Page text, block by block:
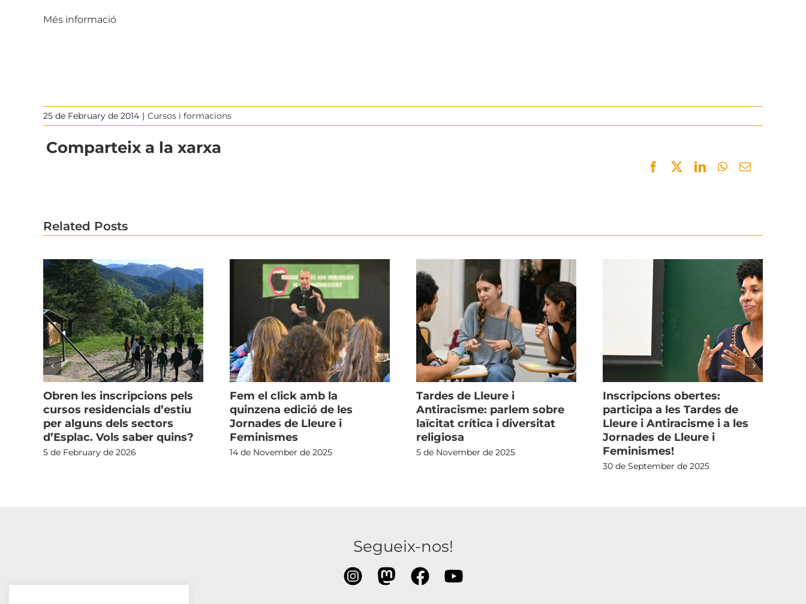
Més informació
25 de February de 2014 | Cursos i formacions
Comparteix a la xarxa
Facebook
TwitterLinkedInWhatsApp
Email
Related Posts
Obren les inscripcions pels
cursos residencials d’estiu
per alguns dels sectors
d’Esplac. Vols saber quins?
5 de February de 2026
Fem el click amb la
quinzena edició de les
Jornades de Lleure i
Feminismes
14 de November de 2025
Tardes de Lleure i
Antiracisme: parlem sobre
laïcitat crítica i diversitat
religiosa
5 de November de 2025
Inscripcions obertes:
participa a les Tardes de
Lleure i Antiracisme i a les
Jornades de Lleure i
Feminismes!
30 de September de 2025
Segueix-nos!